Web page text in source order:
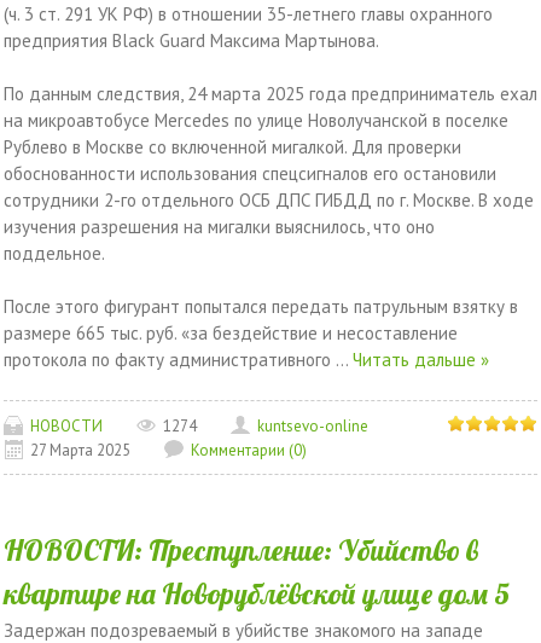
(ч. 3 ст. 291 УК РФ) в отношении 35-летнего главы охранного
предприятия Black Guard Максима Мартынова.
По данным следствия, 24 марта 2025 года предприниматель ехал
на микроавтобусе Mercedes по улице Новолучанской в поселке
Рублево в Москве со включенной мигалкой. Для проверки
обоснованности использования спецсигналов его остановили
сотрудники 2-го отдельного ОСБ ДПС ГИБДД по г. Москве. В ходе
изучения разрешения на мигалки выяснилось, что оно
поддельное.
После этого фигурант попытался передать патрульным взятку в
размере 665 тыс. руб. «за бездействие и несоставление
протокола по факту административного ... Читать дальше »
НОВОСТИ 1274
kuntsevo-online
27 Марта 2025
Комментарии (0)
НОВОСТИ: Преступление: Убийство в
квартире на Новорублёвской улице дом 5
Задержан подозреваемый в убийстве знакомого на западе